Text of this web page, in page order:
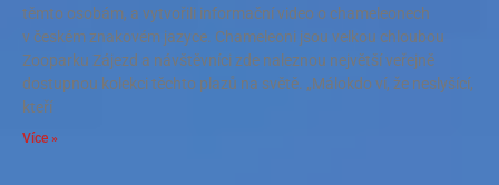
těmto osobám, a vytvořili informační video o chameleonech
v českém znakovém jazyce. Chameleoni jsou velkou chloubou
Zooparku Zájezd a návštěvníci zde naleznou největší veřejně
dostupnou kolekci těchto plazů na světě. „Málokdo ví, že neslyšící,
kteří
Více »